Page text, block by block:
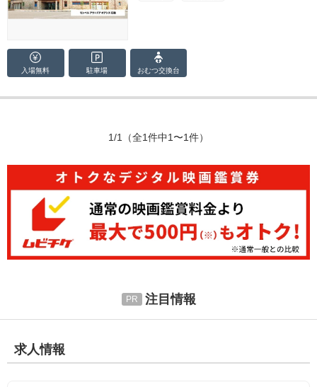
入場無料 駐車場 おむつ交換台
1/1 （全1件中1〜1件）
注目情報
求人情報